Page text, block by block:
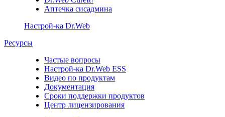
Аптечка сисадмина
Настрой-ка Dr.Web
Ресурсы
Частые вопросы
Настрой-ка Dr.Web ESS
Видео по продуктам
Документация
Сроки поддержки продуктов
Центр лицензирования